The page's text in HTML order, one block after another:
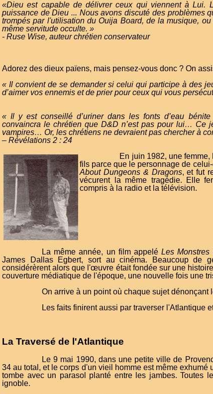
«Dieu est capable de délivrer ceux qui viennent à Lui.
puissance de Dieu ... Nous avons discuté des problèmes
trompés par l'utilisation du Ouija Board, de la musique,
même servitude occulte. »
- Ruse Wise, auteur chrétien conservateur
Adorez des dieux païens, mais pensez-vous donc ? On
« Il convient de se demander si celui qui participe à des
d’aimer vos ennemis et de prier pour ceux qui vous
« Il y est conseillé d’uriner dans les fonts d’eau
convaincra le chrétien que D&D n’est pas pour lui… Ce
vampires… Or, les chrétiens ne devraient pas chercher à
– Révélations 2 : 24
En juin 1982, une
fils parce que le personnage de
About Dungeons & Dragons, et fut
vécurent la même tragédie. Elle
compris à la radio et la télévision.
La même année, un film appeléLes Monstres
James Dallas Egbert, sort au cinéma. Beaucoup de
considérèrent alors que l'œuvre était fondée sur une
couverture médiatique de l'époque, une nouvelle fois une
On arrive à un point où chaque sujet
Les faits finirent aussi par traverser l'Atlantique
La Traversé de l'Atlantique
Le 9 mai 1990, dans une petite ville de
34 au total, et le corps d'un vieil homme est même
tombe avec un parasol planté entre les jambes. Toutes
ignoble.